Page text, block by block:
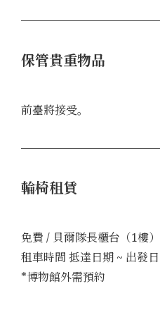
保管貴重物品
前臺將接受。
輪椅租賃
免費 / 貝爾隊長櫃台（1樓）
租車時間 抵達日期 ~ 出發
*博物館外需預約